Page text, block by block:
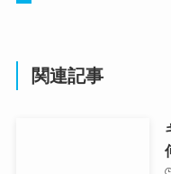
関連記事